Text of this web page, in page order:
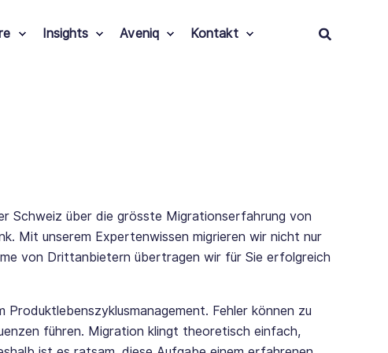
Insights Aveniq Kontakt
Schweiz über die grösste Migrationserfahrung von
. Mit unserem Expertenwissen migrieren wir nicht nur
von Drittanbietern übertragen wir für Sie erfolgreich
Fehler können zu
führen. Migration klingt theoretisch einfach,